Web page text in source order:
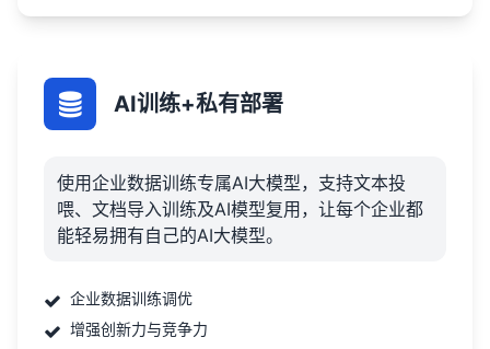
AI训练+私有部署
使用企业数据训练专属AI大模型，支持文本投
喂、文档导入训练及AI模型复用，让每个企业都
能轻易拥有自己的AI大模型。
企业数据训练调优
增强创新力与竞争力